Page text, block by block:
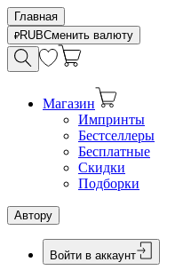
Главная
RUBСменить валюту
Магазин
Импринты
Бестселлеры
Бесплатные
Скидки
Подборки
Автору
Войти в аккаунт